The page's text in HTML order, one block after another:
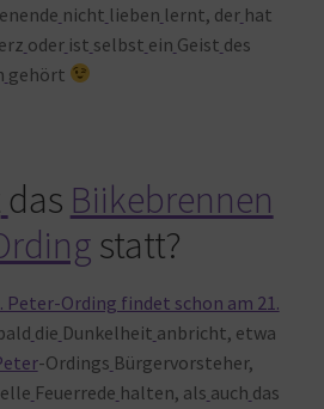
nicht lieben lernt, der hat
oder ist selbst ein Geist des
gehört
das Biikebrennen
statt?
Peter-Ording findet schon am 21.
die Dunkelheit anbricht, etwa
-Ordings Bürgervorsteher,
Feuerrede halten, als auch das